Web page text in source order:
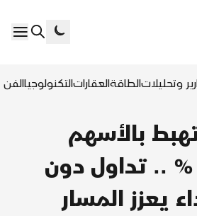
وتحليلاتالطاقةالعقاراتالتكنولوجياالفن
بالأسهم
المحلية 1.2 % .. تداول دون
يعزز المسار